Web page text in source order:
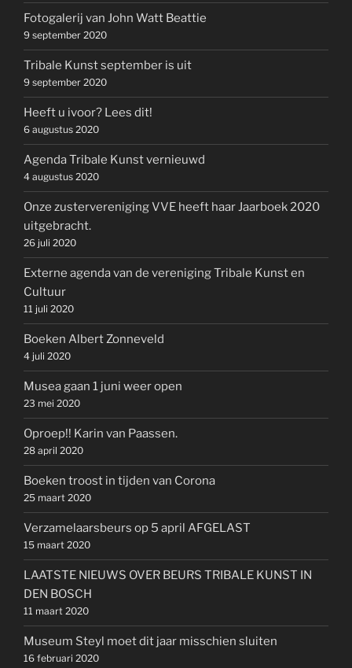
Fotogalerij van John Watt Beattie
9 september 2020
Tribale Kunst september is uit
9 september 2020
Heeft u ivoor? Lees dit!
6 augustus 2020
Agenda Tribale Kunst vernieuwd
4 augustus 2020
Onze zustervereniging VVE heeft haar Jaarboek 2020
uitgebracht.
26 juli 2020
Externe agenda van de vereniging Tribale Kunst en
Cultuur
11 juli 2020
Boeken Albert Zonneveld
4 juli 2020
Musea gaan 1 juni weer open
23 mei 2020
Oproep!! Karin van Paassen.
28 april 2020
Boeken troost in tijden van Corona
25 maart 2020
Verzamelaarsbeurs op 5 april AFGELAST
15 maart 2020
LAATSTE NIEUWS OVER BEURS TRIBALE KUNST IN
DEN BOSCH
11 maart 2020
Museum Steyl moet dit jaar misschien sluiten
16 februari 2020